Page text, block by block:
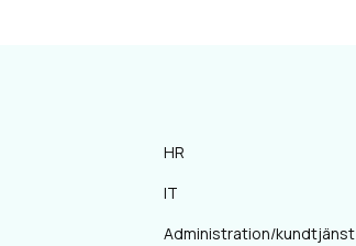
HR
IT
Administration/kundtjänst